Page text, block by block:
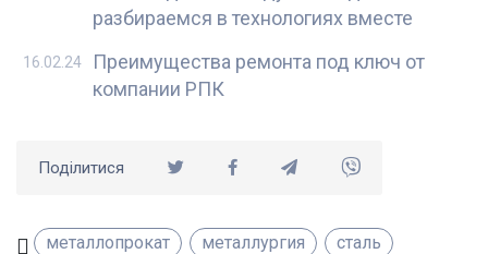
разбираемся в технологиях вместе
Преимущества ремонта под ключ от
компании РПК
16.02.24
Поділитися
металлопрокат металлургия
сталь